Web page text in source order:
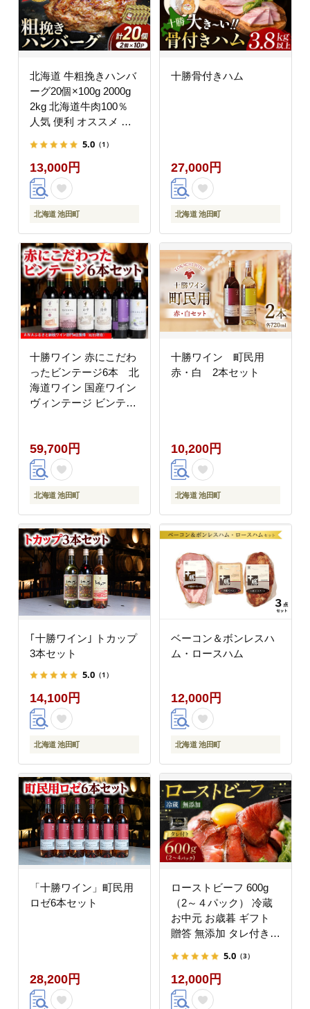
北海道 牛粗挽きハンバ
ーグ20個×100g 2000g
2kg 北海道牛肉100％
人気 便利 オススメ 冷
当 惣菜 おかず 焼くだ
け 簡単調理 家計応援
5.0 （1）
13,000円
北海道 池田町
十勝骨付きハム
27,000円
北海道 池田町
十勝ワイン 赤にこだわ
ったビンテージ6本 北
海道ワイン 国産ワイン
ヴィンテージ ビンテー
59,700円
北海道 池田町
十勝ワイン 町民用
赤・白 2本セット
10,200円
北海道 池田町
｢十勝ワイン｣ トカップ
3本セット
5.0 （1）
14,100円
北海道 池田町
ベーコン＆ボンレスハ
ム・ロースハム
12,000円
北海道 池田町
「十勝ワイン」町民用
ロゼ6本セット
28,200円
ローストビーフ 600g
（2～４パック） 冷蔵
お中元 お歳暮 ギフト
贈答 無添加 タレ付き
十勝ローストビーフ
5.0 （3）
12,000円